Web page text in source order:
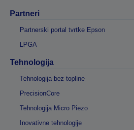
Partneri
Partnerski portal tvrtke Epson
LPGA
Tehnologija
Tehnologija bez topline
PrecisionCore
Tehnologija Micro Piezo
Inovativne tehnologije